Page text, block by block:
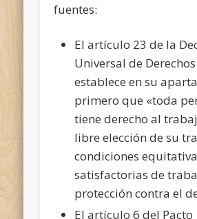
fuentes:
El artículo 23 de la
Universal de
establece en su
primero que «toda
tiene derecho al
libre elección de su
condiciones
satisfactorias de
protección contra el
El artículo 6 del Pacto